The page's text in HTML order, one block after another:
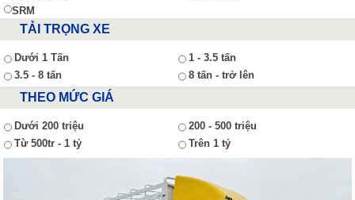
SRM
TẢI TRỌNG XE
Dưới 1 Tấn
1 - 3.5 tấn
3.5 - 8 tấn
8 tấn - trở lên
THEO MỨC GIÁ
Dưới 200 triệu
200 - 500 triệu
Từ 500tr - 1 tỷ
Trên 1 tỷ